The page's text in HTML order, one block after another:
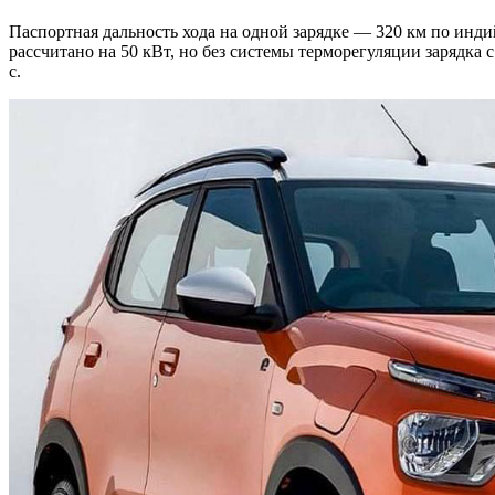
Паспортная дальность хода на одной зарядке — 320 км по
рассчитано на 50 кВт, но без системы терморегуляции
с.